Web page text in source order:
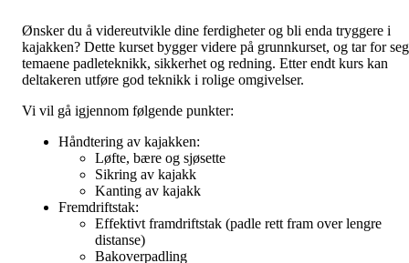
Ønsker du å videreutvikle dine ferdigheter og bli enda tryggere i
kajakken? Dette kurset bygger videre på grunnkurset, og tar for seg
temaene padleteknikk, sikkerhet og redning. Etter endt kurs kan
deltakeren utføre god teknikk i rolige omgivelser.
Vi vil gå igjennom følgende punkter:
Håndtering av kajakken:
Løfte, bære og sjøsette
Sikring av kajakk
Kanting av kajakk
Fremdriftstak:
Effektivt framdriftstak (padle rett fram over lengre
distanse)
Bakoverpadling